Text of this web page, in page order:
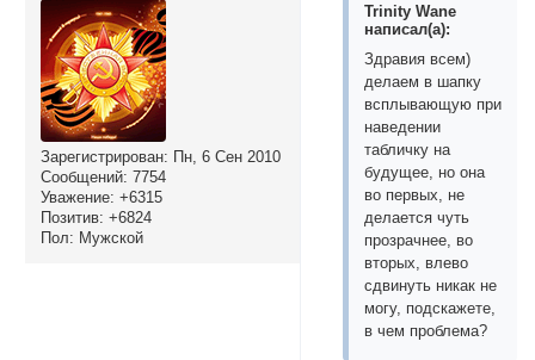
Зарегистрирован: Пн, 6 Сен 2010
Сообщений: 7754
Уважение: +6315
Позитив: +6824
Пол: Мужской
Trinity Wane
написал(а):
Здравия всем)
делаем в шапку
всплывающую при
наведении
табличку на
будущее, но она
во первых, не
делается чуть
прозрачнее, во
вторых, влево
сдвинуть никак не
могу, подскажете,
в чем проблема?